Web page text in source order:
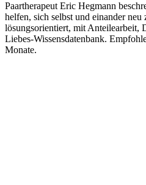
Paartherapeut Eric Hegmann
helfen, sich selbst und einander neu
lösungsorientiert, mit Anteilearbeit,
Liebes-Wissensdatenbank.
Monate.